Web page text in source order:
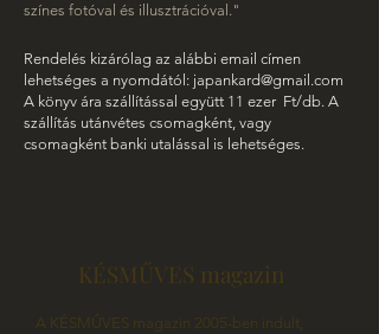
színes fotóval és illusztrációval."
Rendelés kizárólag az alábbi email címen
lehetséges a nyomdától: japankard@gmail.com
A könyv ára szállítással együtt 11 ezer Ft/db. A
szállítás utánvétes csomagként, vagy
csomagként banki utalással is lehetséges.
KÉSMŰVES magazin
A KÉSMŰVES magazin 2005-ben indult,